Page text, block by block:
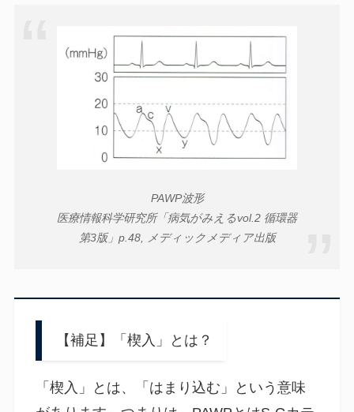
PAWP波形
医療情報科学研究所「病気がみえるvol.2 循環器
第3版」p.48, メディックメディア出版
【補足】「楔入」とは？
「楔入」とは、「はまり込む」という意味